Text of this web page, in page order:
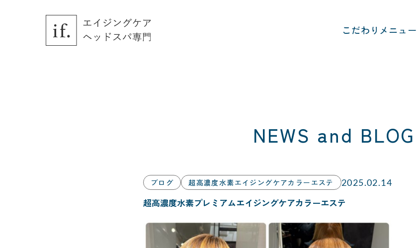
こだわり メニュー
NEWS and BLOG
ブログ 超高濃度水素エイジングケアカラーエステ 2025.02.14
超高濃度水素プレミアムエイジングケアカラーエステ